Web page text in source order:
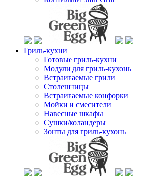
Гриль-кухни
Готовые гриль-кухни
Модули для гриль-кухонь
Встраиваемые грили
Столешницы
Встраиваемые конфорки
Мойки и смесители
Навесные шкафы
Сушки/коландеры
Зонты для гриль-кухонь